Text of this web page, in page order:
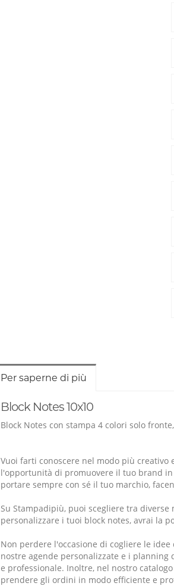
Per saperne di più
Block Notes 10x10
Block Notes con stampa 4 colori solo
Vuoi farti conoscere nel modo più creativo
l'opportunità di promuovere il tuo brand
portare sempre con sé il tuo marchio,
Su Stampadipiù, puoi scegliere tra
personalizzare i tuoi block notes, avrai la
Non perdere l'occasione di cogliere le
nostre agende personalizzate e i
e professionale. Inoltre, nel nostro
prendere gli ordini in modo efficiente e